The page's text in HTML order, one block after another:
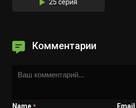
25 серия
Комментарии
Name * Email